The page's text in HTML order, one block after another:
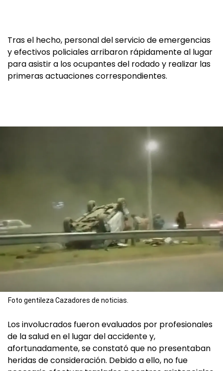
Tras el hecho, personal del servicio de emergencias
y efectivos policiales arribaron rápidamente al lugar
para asistir a los ocupantes del rodado y realizar las
primeras actuaciones correspondientes.
Foto gentileza Cazadores de noticias.
Los involucrados fueron evaluados por profesionales
de la salud en el lugar del accidente y,
afortunadamente, se constató que no presentaban
heridas de consideración. Debido a ello, no fue